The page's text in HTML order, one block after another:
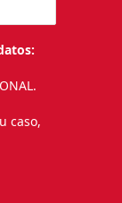
caso,